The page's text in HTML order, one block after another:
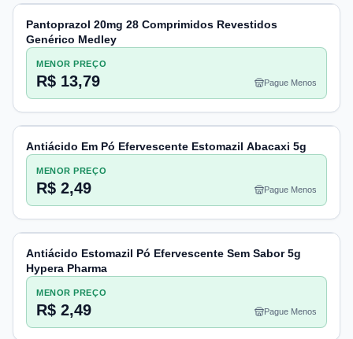
Pantoprazol 20mg 28 Comprimidos Revestidos
Genérico Medley
MENOR PREÇO
R$ 13,79 Pague Menos
Antiácido Em Pó Efervescente Estomazil Abacaxi 5g
MENOR PREÇO
R$ 2,49 Pague Menos
Antiácido Estomazil Pó Efervescente Sem Sabor 5g
Hypera Pharma
MENOR PREÇO
R$ 2,49 Pague Menos